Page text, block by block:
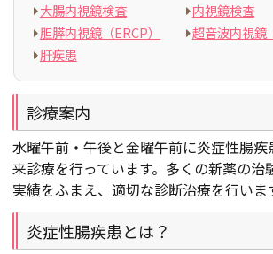
大腸内視鏡検査
内視鏡検査
胆膵内視鏡（ERCP）
超音波内視鏡
肝疾患
診療案内
水曜午前・午後と金曜午前に炎症性腸
来診療を行っています。多くの新薬の治
実績をふまえ、適切な診断治療を行いま
炎症性腸疾患とは？